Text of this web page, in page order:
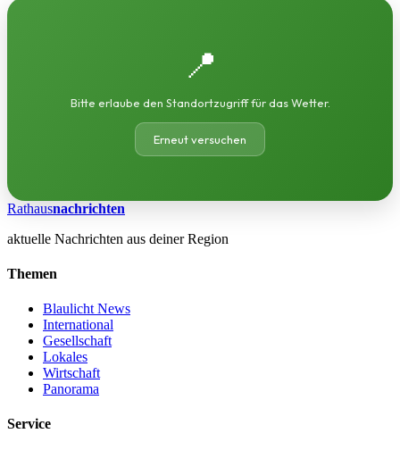
📍
Bitte erlaube den Standortzugriff für das Wetter.
Erneut versuchen
Rathausnachrichten
aktuelle Nachrichten aus deiner Region
Themen
Blaulicht News
International
Gesellschaft
Lokales
Wirtschaft
Panorama
Service